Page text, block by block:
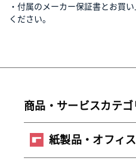
・付属のメーカー保証書とお買
ください。
商品・サービスカテゴ
紙製品・オフィ